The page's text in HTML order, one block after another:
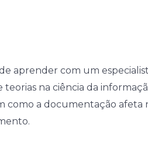
aprender com um
na ciência da
como a documentação